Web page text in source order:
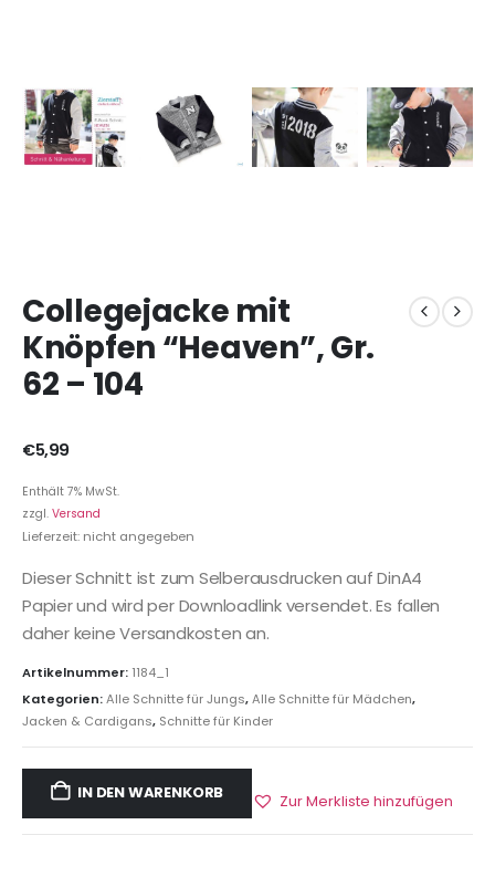
Collegejacke mit
Knöpfen “Heaven”, Gr.
62 – 104
€5,99
Enthält 7% MwSt.
zzgl. Versand
Lieferzeit: nicht angegeben
Dieser Schnitt ist zum Selberausdrucken auf DinA4
Papier und wird per Downloadlink versendet. Es fallen
daher keine Versandkosten an.
Artikelnummer: 1184_1
Kategorien:Alle Schnitte für Jungs,Alle Schnitte für Mädchen,
Jacken & Cardigans, Schnitte für Kinder
IN DEN WARENKORB Zur Merkliste hinzufügen